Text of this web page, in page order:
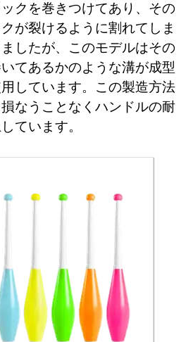
クを巻きつけてあり、その
が裂けるように割れてしま
したが、このモデルはその
てあるかのような溝が成型
しています。この製造方法
なうことなくハンドルの耐
ています。